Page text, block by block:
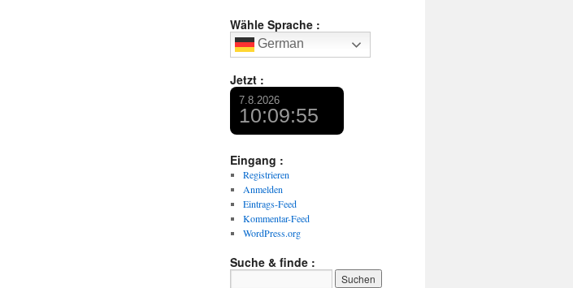
Wähle Sprache :
German
Jetzt :
Eingang :
Registrieren
Anmelden
Eintrags-Feed
Kommentar-Feed
WordPress.org
Suche & finde :